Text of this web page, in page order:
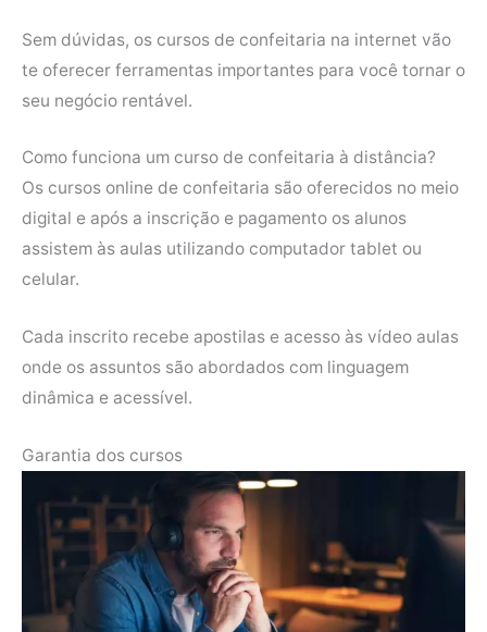
Sem dúvidas, os cursos de confeitaria na internet vão
te oferecer ferramentas importantes para você tornar o
seu negócio rentável.
Como funciona um curso de confeitaria à distância?
Os cursos online de confeitaria são oferecidos no meio
digital e após a inscrição e pagamento os alunos
assistem às aulas utilizando computador tablet ou
celular.
Cada inscrito recebe apostilas e acesso às vídeo aulas
onde os assuntos são abordados com linguagem
dinâmica e acessível.
Garantia dos cursos